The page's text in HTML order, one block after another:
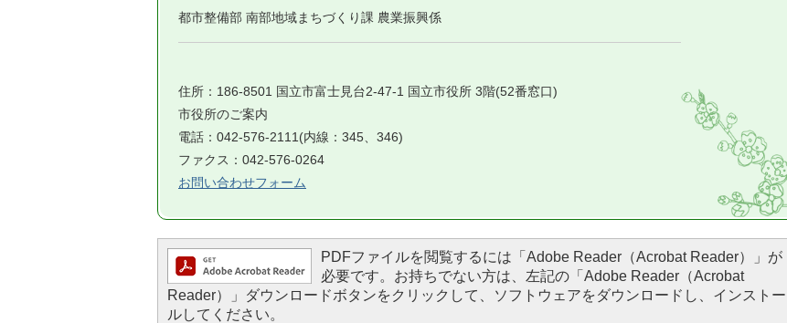
都市整備部 南部地域まちづくり課 農業振興係
住所：186-8501 国立市富士見台2-47-1 国立市役所 3階(52番窓口)
市役所のご案内
電話：042-576-2111(内線：345、346)
ファクス：042-576-0264
お問い合わせフォーム
PDFファイルを閲覧するには「Adobe Reader（Acrobat Reader）」が
必要です。お持ちでない方は、左記の「Adobe Reader（Acrobat
Reader）」ダウンロードボタンをクリックして、ソフトウェアをダウンロードし、インストー
ルしてください。